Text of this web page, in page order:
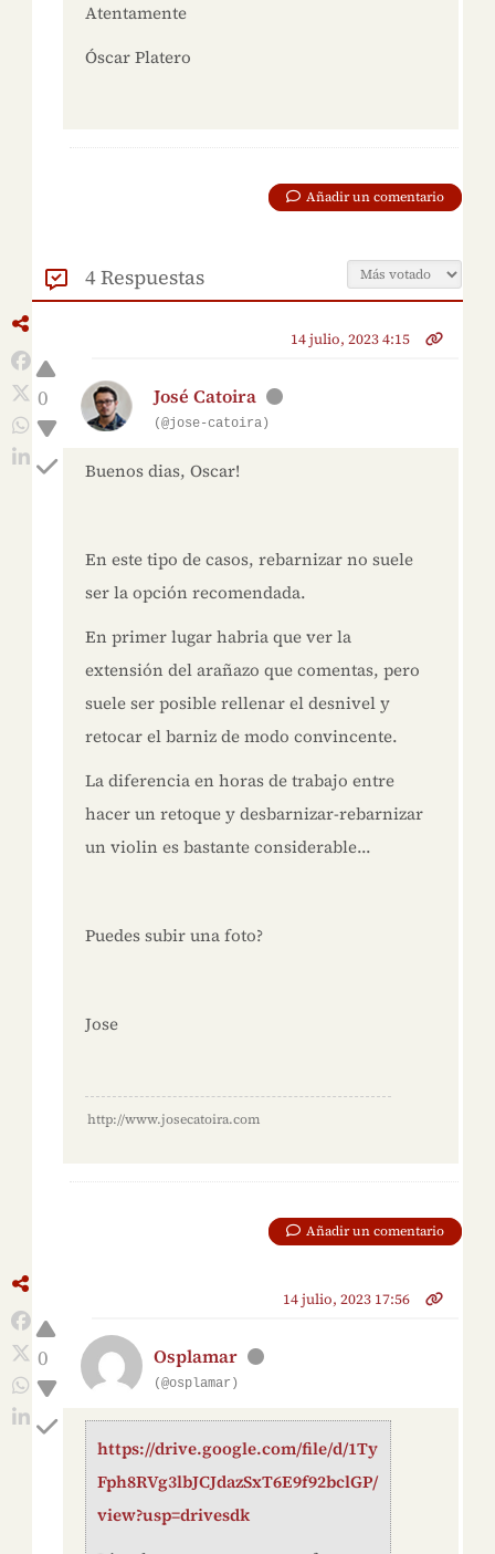
Atentamente
Óscar Platero
Añadir un comentario
4 Respuestas
0
14 julio, 2023 4:15
José Catoira
(@jose-catoira)
Buenos dias, Oscar!
En este tipo de casos, rebarnizar no suele
ser la opción recomendada.
En primer lugar habria que ver la
extensión del arañazo que comentas, pero
suele ser posible rellenar el desnivel y
retocar el barniz de modo convincente.
La diferencia en horas de trabajo entre
hacer un retoque y desbarnizar-rebarnizar
un violin es bastante considerable...
Puedes subir una foto?
Jose
http://www.josecatoira.com
Añadir un comentario
0
14 julio, 2023 17:56
Osplamar
(@osplamar)
https://drive.google.com/file/d/1Ty
Fph8RVg3lbJCJdazSxT6E9f92bclGP/
view?usp=drivesdk